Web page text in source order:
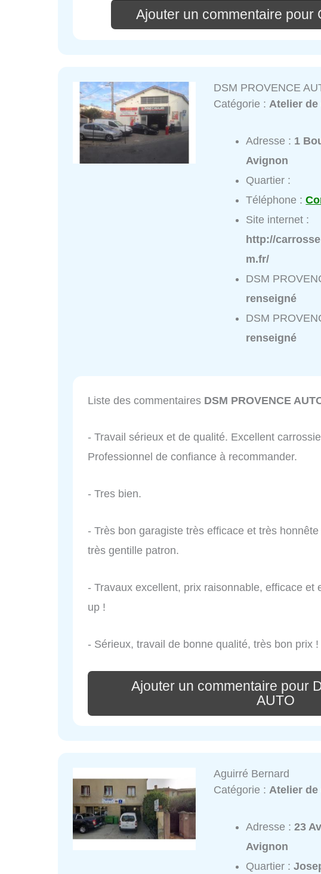
Ajouter un commentaire pour
DSM PROVENCE
Catégorie : Atelier
Adresse : 1
Avignon
Quartier :
Téléphone :
Site internet :
http://
m.fr/
DSM
renseigné
DSM
renseigné
Liste des commentaires DSM PROVENCE
- Travail sérieux et de qualité. Excellent
Professionnel de confiance à recommander.
- Tres bien.
- Très bon garagiste très efficace et très
très gentille patron.
- Travaux excellent, prix raisonnable, efficace et
up !
- Sérieux, travail de bonne qualité, très bon prix !
Ajouter un commentaire pour
AUTO
Aguirré Bernard
Catégorie :Atelier de
Adresse :23
Avignon
Quartier :